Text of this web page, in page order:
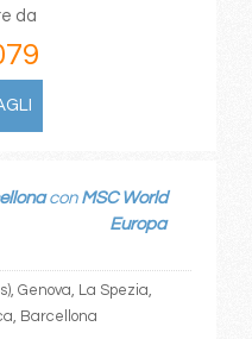
da
con MSC World
Europa
Genova, La Spezia,
Barcellona